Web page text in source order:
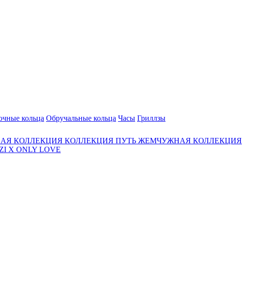
кольца Обручальные кольца Часы Гриллзы
КОЛЛЕКЦИЯ КОЛЛЕКЦИЯ ПУТЬ ЖЕМЧУЖНАЯ КОЛЛЕКЦИЯ
X ONLY LOVE